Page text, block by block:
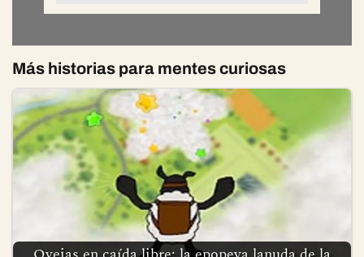
Más historias para mentes curiosas